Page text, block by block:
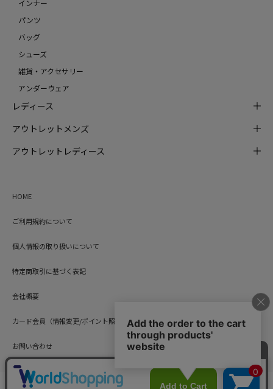
インナー
パンツ
バッグ
シューズ
雑貨・アクセサリー
アンダーウェア
レディース
アウトレットメンズ
アウトレットレディース
HOME
ご利用規約について
個人情報の取り扱いについて
特定商取引に基づく表記
会社概要
カード会員（情報変更/ポイント照会）
お問い合わせ